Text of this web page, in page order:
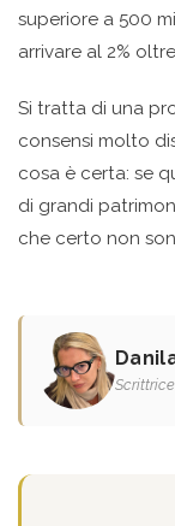
superiore a 500
arrivare al 2%
Si tratta di una
consensi molto
cosa è certa: se
di grandi
che certo non